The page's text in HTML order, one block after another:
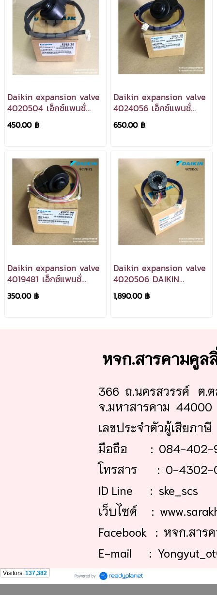
Daikin expansion valve
4020504 เอ็กซ์แพนชั่
นวาล์ว
450.00 ฿
Daikin expansion valve
4024056 เอ็กซ์แพนชั่
นวาล์ว
650.00 ฿
Daikin expansion valve
4019481 เอ็กซ์แพนชั่
นวาล์ว
350.00 ฿
Daikin expansion valve
4020506 DAIKIN
4020506 เอ็กซ์แพนชั่
นวาล์ว
1,890.00 ฿
หจก.สารคามคู
366 ถ.นครสวรรค์ ต.
จ.มหาสารคาม 44000
เลขประจำตัวผู้เสียภาษี
มือถือ : 084-402-
โทรสาร : 0-4302-
ID Line : ske_scs
เว็บไซด์ :
Facebook : หจก.สาร
E-mail :
Visitors: 137,382